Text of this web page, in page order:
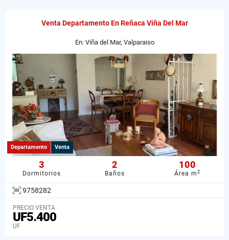
Venta Departamento En Reñaca Viña Del Mar
En: Viña del Mar, Valparaiso
Departamento Venta
3
Dormitorios
2
Baños
100
Área m2
9758282
PRECIO VENTA
UF5.400
UF